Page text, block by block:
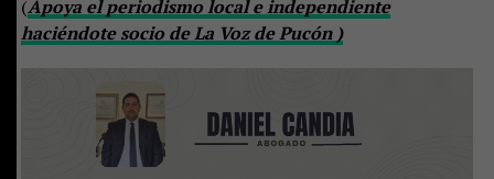
(Apoya el periodismo local e independiente
haciéndote socio de La Voz de Pucón )